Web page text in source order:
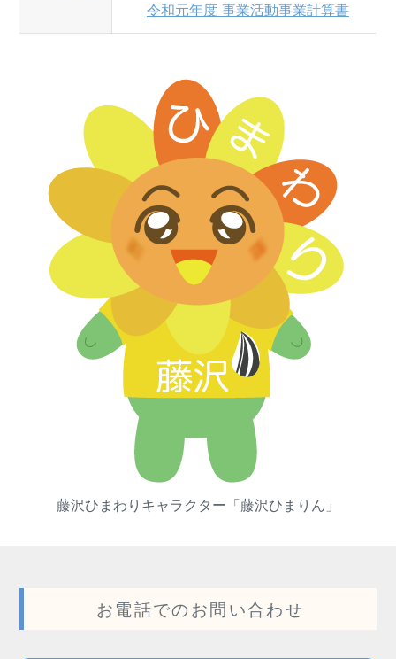
令和元年度 事業活動事業計算書
藤沢ひまわりキャラクター「藤沢ひまりん」
お電話でのお問い合わせ